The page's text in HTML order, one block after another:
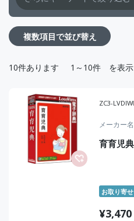
複数項目で並び替え
10件あります 1～10件 を表示
ZC3-
メーカー名
育育児典
お取り寄せ
¥3,470